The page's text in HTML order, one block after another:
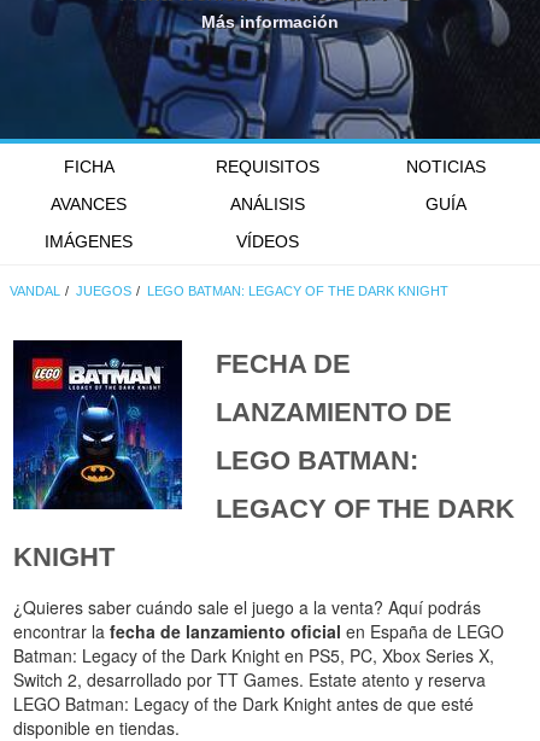
Más información
FICHA REQUISITOS
NOTICIAS
AVANCES
ANÁLISIS
GUÍA
IMÁGENES
VÍDEOS
VANDAL JUEGOS LEGO BATMAN: LEGACY OF THE DARK KNIGHT
FECHA DE
LANZAMIENTO DE
LEGO BATMAN:
LEGACY OF THE DARK
KNIGHT
¿Quieres saber cuándo sale el juego a la venta? Aquí podrás
encontrar lafecha de lanzamiento oficial en España de LEGO
Batman: Legacy of the Dark Knight en PS5, PC, Xbox Series X,
Switch 2, desarrollado por TT Games. Estate atento y reserva
LEGO Batman: Legacy of the Dark Knight antes de que esté
disponible en tiendas.